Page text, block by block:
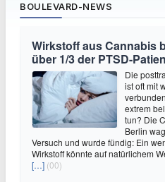
BOULEVARD-NEWS
Wirkstoff aus Cannabis
über 1/3 der PTSD-
Die
ist oft mit
extrem
tun? Die
Berlin
Versuch und wurde fündig: Ein
Wirkstoff könnte auf natürlichem
[…] (00)